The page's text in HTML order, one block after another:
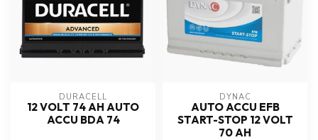
DURACELL
12 VOLT 74 AH AUTO
ACCU BDA 74
DYNAC
AUTO ACCU EFB
START-STOP 12 VOLT
70 AH